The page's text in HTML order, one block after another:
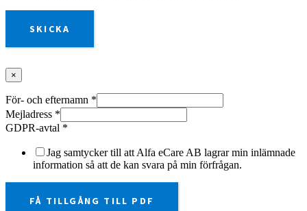
SKICKA
×
För- och efternamn *
Mejladress *
GDPR-avtal *
Jag samtycker till att Alfa eCare AB lagrar min inlämnade
information så att de kan svara på min förfrågan.
FÅ TILLGÅNG TILL PDF